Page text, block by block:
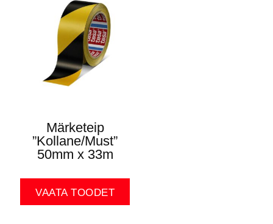
Märketeip
”Kollane/Must”
50mm x 33m
VAATA TOODET